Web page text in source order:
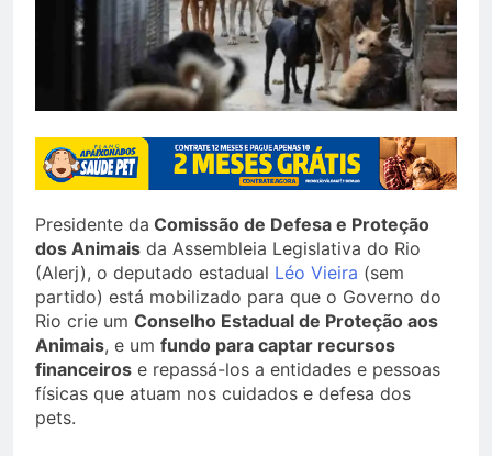
Presidente da Comissão de Defesa e Proteção
dos Animais da Assembleia Legislativa do Rio
(Alerj), o deputado estadual Léo Vieira (sem
partido) está mobilizado para que o Governo do
Rio crie um Conselho Estadual de Proteção aos
Animais, e um fundo para captar recursos
financeiros e repassá-los a entidades e pessoas
físicas que atuam nos cuidados e defesa dos
pets.